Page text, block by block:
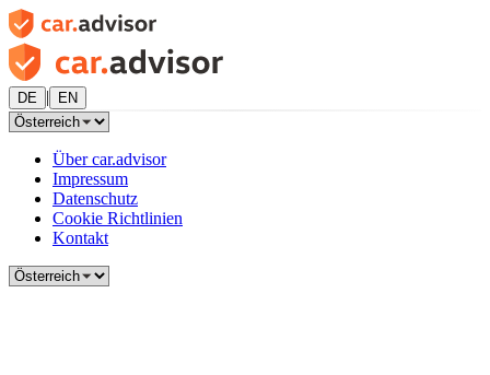
DE | EN
Über car.advisor
Impressum
Datenschutz
Cookie Richtlinien
Kontakt